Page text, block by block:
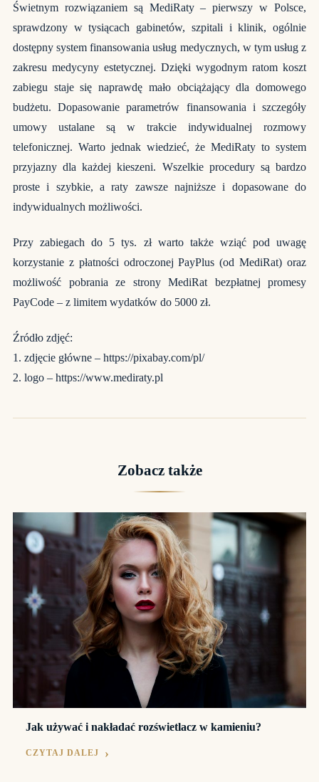
Świetnym rozwiązaniem są MediRaty– pierwszy w Polsce,
sprawdzony w tysiącach gabinetów, szpitali i klinik, ogólnie
dostępny system finansowania usług medycznych, w tym usług z
zakresu medycyny estetycznej. Dzięki wygodnym ratom koszt
zabiegu staje się naprawdę mało obciążający dla domowego
budżetu. Dopasowanie parametrów finansowania i szczegóły
umowy ustalane są w trakcie indywidualnej rozmowy
telefonicznej. Warto jednak wiedzieć, że MediRaty to system
przyjazny dla każdej kieszeni. Wszelkie procedury są bardzo
proste i szybkie, a raty zawsze najniższe i dopasowane do
indywidualnych możliwości.
Przy zabiegach do 5 tys. zł warto także wziąć pod uwagę
korzystanie z płatności odroczonej PayPlus (od MediRat) oraz
możliwość pobrania ze strony MediRat bezpłatnej promesy
PayCode – z limitem wydatków do 5000 zł.
Źródło zdjęć:
1. zdjęcie główne – https://pixabay.com/pl/
2. logo – https://www.mediraty.pl
Zobacz także
Jak używać i nakładać rozświetlacz w kamieniu?
CZYTAJ DALEJ